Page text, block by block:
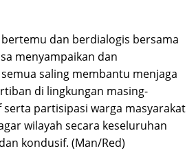
dan berdialogis bersama
menyampaikan dan
saling membantu menjaga
di lingkungan masing-
serta partisipasi warga masyarakat
wilayah secara keseluruhan
kondusif. (Man/Red)